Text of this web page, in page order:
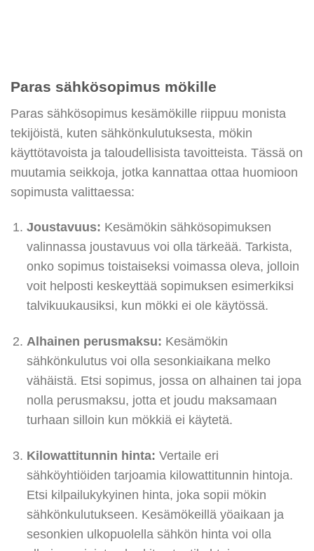
Paras sähkösopimus mökille
Paras sähkösopimus kesämökille riippuu monista
tekijöistä, kuten sähkönkulutuksesta, mökin
käyttötavoista ja taloudellisista tavoitteista. Tässä on
muutamia seikkoja, jotka kannattaa ottaa huomioon
sopimusta valittaessa:
Joustavuus: Kesämökin sähkösopimuksen
valinnassa joustavuus voi olla tärkeää. Tarkista,
onko sopimus toistaiseksi voimassa oleva, jolloin
voit helposti keskeyttää sopimuksen esimerkiksi
talvikuukausiksi, kun mökki ei ole käytössä.
Alhainen perusmaksu: Kesämökin
sähkönkulutus voi olla sesonkiaikana melko
vähäistä. Etsi sopimus, jossa on alhainen tai jopa
nolla perusmaksu, jotta et joudu maksamaan
turhaan silloin kun mökkiä ei käytetä.
Kilowattitunnin hinta: Vertaile eri
sähköyhtiöiden tarjoamia kilowattitunnin hintoja.
Etsi kilpailukykyinen hinta, joka sopii mökin
sähkönkulutukseen. Kesämökeillä yöaikaan ja
sesonkien ulkopuolella sähkön hinta voi olla